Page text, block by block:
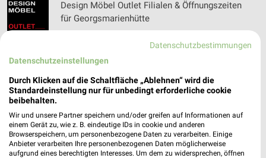
Design Möbel Outlet Filialen & Öffnungszeiten
für Georgsmarienhütte
Detlev Adolphy Filialen & Öffnungszeiten für
Mettmann
DIE BADGESTALTER Filialen & Öffnungszeiten
für Voerde
Datenschutzbestimmungen
Datenschutzeinstellungen
Durch Klicken auf die Schaltfläche „Ablehnen“ wird die
Standardeinstellung nur für unbedingt erforderliche cookie
beibehalten.
Wir und unsere Partner speichern und/oder greifen auf Informationen auf
einem Gerät zu, wie z. B. eindeutige IDs in cookie und anderen
Browserspeichern, um personenbezogene Daten zu verarbeiten. Einige
Anbieter verarbeiten Ihre personenbezogenen Daten möglicherweise
aufgrund eines berechtigten Interesses. Um dem zu widersprechen, öffnen